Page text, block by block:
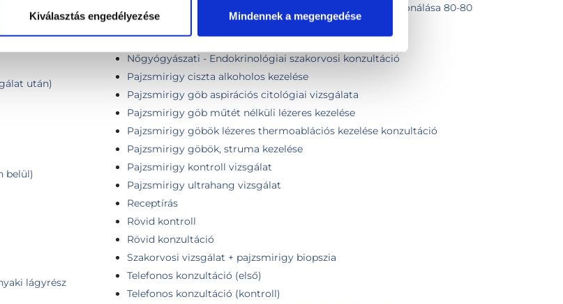
Kiválasztás engedélyezése Mindennek a megengedése
után)
belül)
lágyrész
Mindkét oldali lebenybe gyulladáscsökkentő injekció deponálása 80-80
mg
Nőgyógyászati - Endokrinológiai szakorvosi kontroll
Nőgyógyászati - Endokrinológiai szakorvosi konzultáció
Pajzsmirigy ciszta alkoholos kezelése
Pajzsmirigy göb aspirációs citológiai vizsgálata
Pajzsmirigy göb műtét nélküli lézeres kezelése
Pajzsmirigy göbök lézeres thermoablációs kezelése konzultáció
Pajzsmirigy göbök, struma kezelése
Pajzsmirigy kontroll vizsgálat
Pajzsmirigy ultrahang vizsgálat
Receptírás
Rövid kontroll
Rövid konzultáció
Szakorvosi vizsgálat + pajzsmirigy biopszia
Telefonos konzultáció (első)
Telefonos konzultáció (kontroll)